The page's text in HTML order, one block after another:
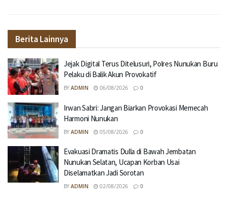
Berita Lainnya
Jejak Digital Terus Ditelusuri, Polres Nunukan Buru
Pelaku di Balik Akun Provokatif
BY ADMIN 06/08/2026 0
Irwan Sabri: Jangan Biarkan Provokasi Memecah
Harmoni Nunukan
BY ADMIN 05/08/2026 0
Evakuasi Dramatis Dulla di Bawah Jembatan
Nunukan Selatan, Ucapan Korban Usai
Diselamatkan Jadi Sorotan
BY ADMIN 02/08/2026 0